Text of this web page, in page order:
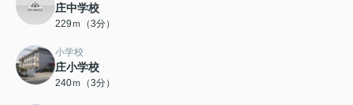
庄中学校
229ｍ（3分）
小学校
庄小学校
240ｍ（3分）